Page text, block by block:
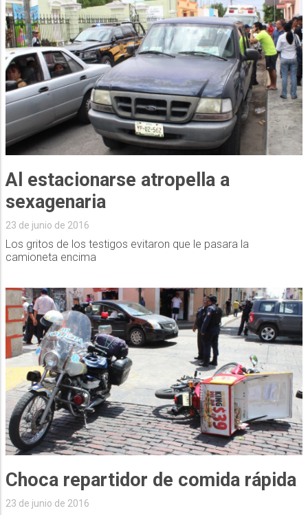
Al estacionarse atropella a
sexagenaria
23 de junio de 2016
Los gritos de los testigos evitaron que le pasara la
camioneta encima
Choca repartidor de comida rápida
23 de junio de 2016